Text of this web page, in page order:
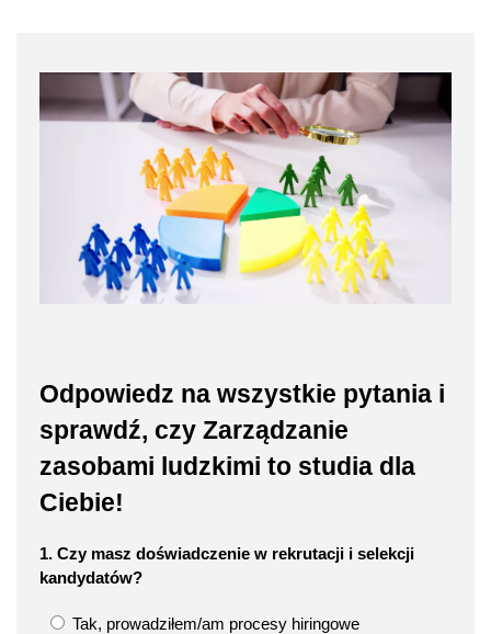
Odpowiedz na wszystkie pytania i
sprawdź, czy Zarządzanie
zasobami ludzkimi to studia dla
Ciebie!
1. Czy masz doświadczenie w rekrutacji i selekcji
kandydatów?
Tak, prowadziłem/am procesy hiringowe